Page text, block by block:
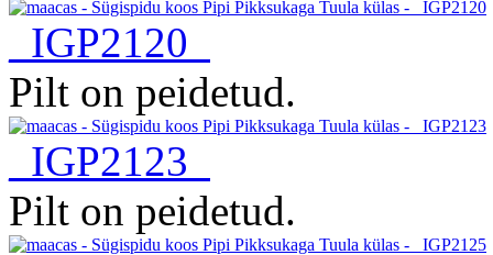
_IGP2120
Pilt on peidetud.
_IGP2123
Pilt on peidetud.